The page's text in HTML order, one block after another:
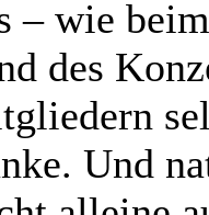
– wie
des
Und